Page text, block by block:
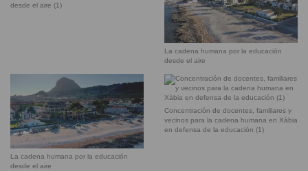
desde el aire (1)
La cadena humana por la educación
desde el aire
La cadena humana por la educación
desde el aire
Concentración de docentes, familiares y
vecinos para la cadena humana en Xàbia
en defensa de la educación (1)